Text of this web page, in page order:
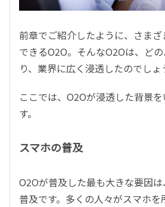
前章でご紹介したように、さま
できるO2O。そんなO2Oは、ど
り、業界に広く浸透したのでしょ
ここでは、O2Oが浸透した背景
す。
スマホの普及
O2Oが普及した最も大きな要因
普及です。多くの人々がスマホを